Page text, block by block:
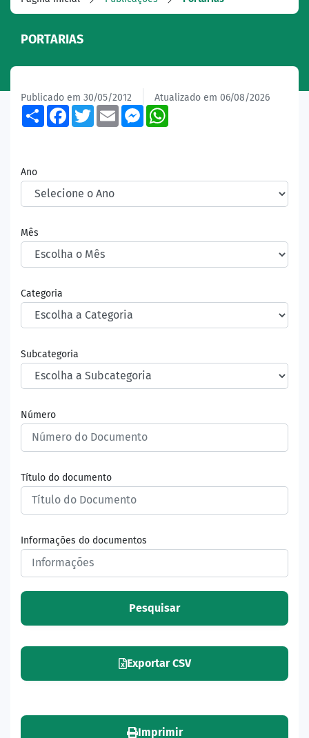
PORTARIAS
Publicado em 30/05/2012 Atualizado em 06/08/2026
ShareFacebook
TwitterEmailMessenger
Ano
Mês
Categoria
Subcategoria
Número
Título do documento
Informações do documentos
Pesquisar
Exportar CSV
Imprimir